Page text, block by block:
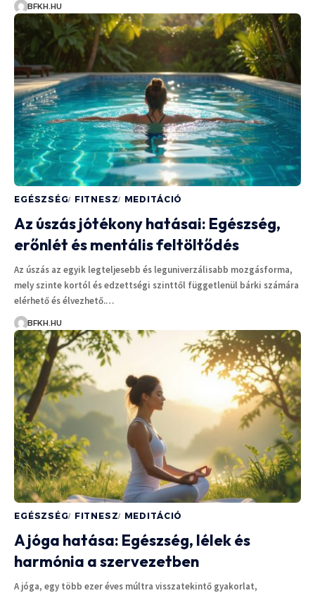
BFKH.HU
EGÉSZSÉG FITNESZ MEDITÁCIÓ
Az úszás jótékony hatásai: Egészség,
erőnlét és mentális feltöltődés
Az úszás az egyik legteljesebb és leguniverzálisabb mozgásforma,
mely szinte kortól és edzettségi szinttől függetlenül bárki számára
elérhető és élvezhető.…
BFKH.HU
EGÉSZSÉG FITNESZ MEDITÁCIÓ
A jóga hatása: Egészség, lélek és
harmónia a szervezetben
A jóga, egy több ezer éves múltra visszatekintő gyakorlat,